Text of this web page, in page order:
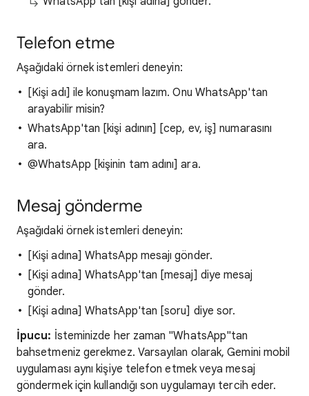
Telefon etme
Aşağıdaki örnek istemleri deneyin:
[Kişi adı] ile konuşmam lazım. Onu WhatsApp'tan
arayabilir misin?
WhatsApp'tan [kişi adının] [cep, ev, iş] numarasını
ara.
@WhatsApp [kişinin tam adını] ara.
Mesaj gönderme
Aşağıdaki örnek istemleri deneyin:
[Kişi adına] WhatsApp mesajı gönder.
[Kişi adına] WhatsApp'tan [mesaj] diye mesaj
gönder.
[Kişi adına] WhatsApp'tan [soru] diye sor.
İpucu: İsteminizde her zaman "WhatsApp"tan
bahsetmeniz gerekmez. Varsayılan olarak, Gemini mobil
uygulaması aynı kişiye telefon etmek veya mesaj
göndermek için kullandığı son uygulamayı tercih eder.